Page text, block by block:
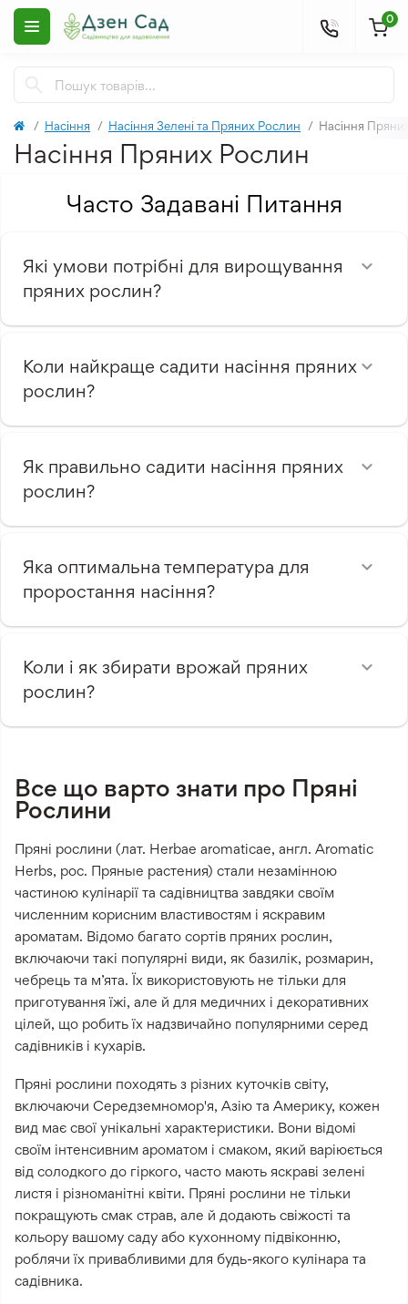
0
Насіння Насіння Зелені та Пряних Рослин Насіння
Насіння Пряних Рослин
Часто Задавані Питання
Які умови потрібні для вирощування
пряних рослин?
Коли найкраще садити насіння пряних
рослин?
Як правильно садити насіння пряних
рослин?
Яка оптимальна температура для
проростання насіння?
Коли і як збирати врожай пряних
рослин?
Все що варто знати про Пряні
Рослини
Пряні рослини (лат. Herbae aromaticae, англ. Aromatic
Herbs, рос. Пряные растения) стали незамінною
частиною кулінарії та садівництва завдяки своїм
численним корисним властивостям і яскравим
ароматам. Відомо багато сортів пряних рослин,
включаючи такі популярні види, як базилік, розмарин,
чебрець та м’ята. Їх використовують не тільки для
приготування їжі, але й для медичних і декоративних
цілей, що робить їх надзвичайно популярними серед
садівників і кухарів.
Пряні рослини походять з різних куточків світу,
включаючи Середземномор'я, Азію та Америку, кожен
вид має свої унікальні характеристики. Вони відомі
своїм інтенсивним ароматом і смаком, який варіюється
від солодкого до гіркого, часто мають яскраві зелені
листя і різноманітні квіти. Пряні рослини не тільки
покращують смак страв, але й додають свіжості та
кольору вашому саду або кухонному підвіконню,
роблячи їх привабливими для будь-якого кулінара та
садівника.